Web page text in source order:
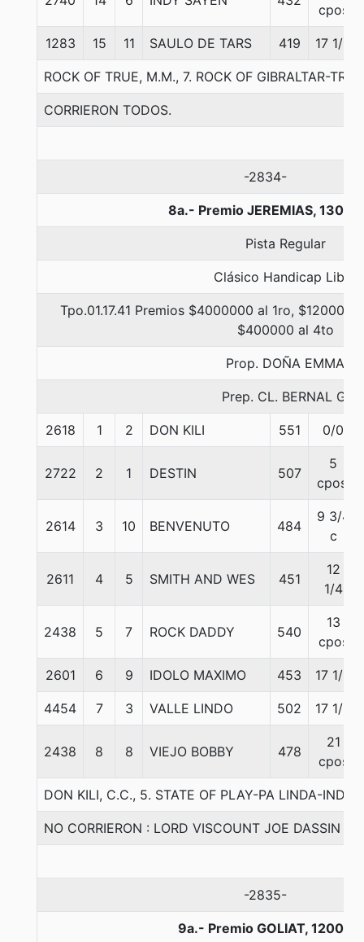
cpos
1283 15 11 SAULO DE TARS 419 17 1/2
ROCK OF TRUE, M.M., 7. ROCK OF GIBRALTAR-
CORRIERON TODOS.
-2834-
8a.- Premio JEREMIAS, 1300
Pista Regular
Clásico Handicap Libre
Tpo.01.17.41 Premios $4000000 al 1ro,
$400000 al 4to
Prop. DOÑA EMMA
Prep. CL. BERNAL G.
2618 1 2 DON KILI 551 0/0
2722 2 1 DESTIN 507
5
cpos.
2614 3 10 BENVENUTO 484
9 3/4
c
2611 4 5 SMITH AND WES 451
12
1/4
2438 5 7 ROCK DADDY 540
13
cpos
2601 6 9 IDOLO MAXIMO 453 17 1/2
4454 7 3 VALLE LINDO 502 17 1/2
2438 8 8 VIEJO BOBBY 478
21
cpos
DON KILI, C.C., 5. STATE OF PLAY-PA LINDA-INDY
NO CORRIERON : LORD VISCOUNT JOE DASSIN
-2835-
9a.- Premio GOLIAT, 1200